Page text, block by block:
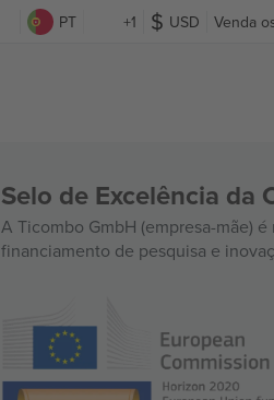
PT +1 USD Venda
Selo de Excelência da
A Ticombo GmbH (empresa-mãe)
financiamento de pesquisa e